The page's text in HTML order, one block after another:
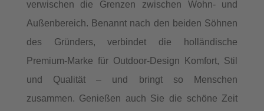
verwischen die Grenzen zwischen Wohn- und
Außenbereich. Benannt nach den beiden Söhnen
des Gründers, verbindet die holländische
Premium-Marke für Outdoor-Design Komfort, Stil
und Qualität – und bringt so Menschen
zusammen. Genießen auch Sie die schöne Zeit